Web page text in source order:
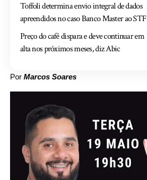
Toffoli determina envio integral de dados
apreendidos no caso Banco Master ao STF
Preço do café dispara e deve continuar em
alta nos próximos meses, diz Abic
Por Marcos Soares